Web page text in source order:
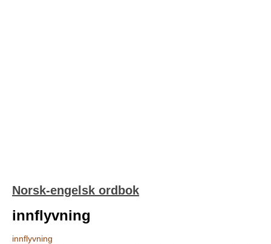
Norsk-engelsk ordbok
innflyvning
innflyvning